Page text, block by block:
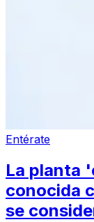
Entérate
La planta
conocida
se